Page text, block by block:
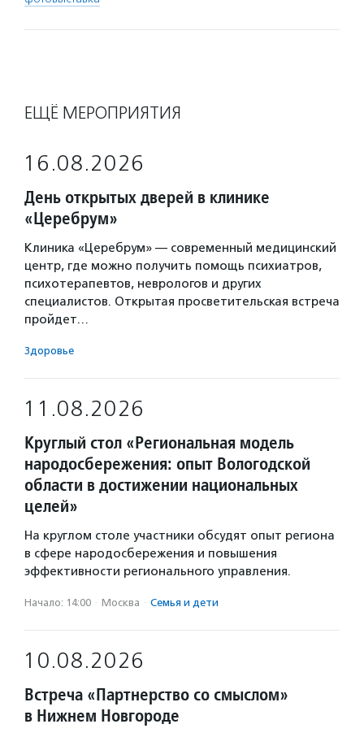
ЕЩЁ МЕРОПРИЯТИЯ
16.08.2026
День открытых дверей в клинике
«Церебрум»
Клиника «Церебрум» — современный медицинский
центр, где можно получить помощь психиатров,
психотерапевтов, неврологов и других
специалистов. Открытая просветительская встреча
пройдет…
Здоровье
11.08.2026
Круглый стол «Региональная модель
народосбережения: опыт Вологодской
области в достижении национальных
целей»
На круглом столе участники обсудят опыт региона
в сфере народосбережения и повышения
эффективности регионального управления.
Начало: 14:00 · Москва · Семья и дети
10.08.2026
Встреча «Партнерство со смыслом»
в Нижнем Новгороде